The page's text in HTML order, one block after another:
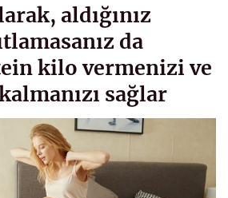
aldığınız
da
kilo vermenizi ve
sağlar